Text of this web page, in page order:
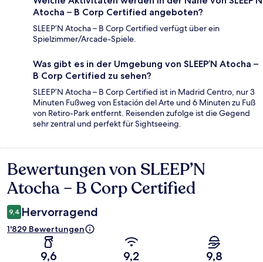
Atocha – B Corp Certified angeboten?
SLEEP’N Atocha – B Corp Certified verfügt über ein
Spielzimmer/Arcade-Spiele.
Was gibt es in der Umgebung von SLEEP’N Atocha –
B Corp Certified zu sehen?
SLEEP’N Atocha – B Corp Certified ist in Madrid Centro, nur 3
Minuten Fußweg von Estación del Arte und 6 Minuten zu Fuß
von Retiro-Park entfernt. Reisenden zufolge ist die Gegend
sehr zentral und perfekt für Sightseeing.
Bewertungen
Bewertungen von SLEEP’N
Atocha – B Corp Certified
9,4 Hervorragend
1'829 Bewertungen
9,6 9,2 9,8